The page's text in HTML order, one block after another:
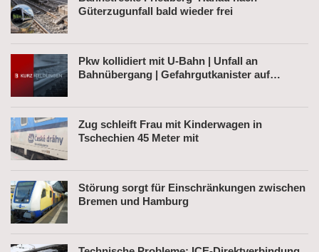
Güterzugunfall bald wieder frei
Pkw kollidiert mit U-Bahn | Unfall an
Bahnübergang | Gefahrgutkanister auf
Zug schleift Frau mit Kinderwagen in
Tschechien 45 Meter mit
Störung sorgt für Einschränkungen zwischen
Bremen und Hamburg